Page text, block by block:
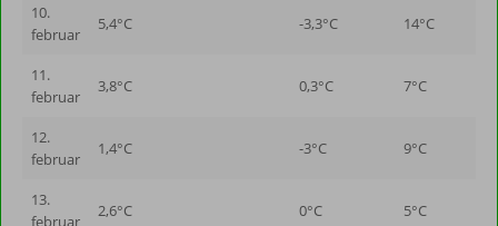
10.
februar
5,4°C -3,3°C 14°C
11.
februar
3,8°C 0,3°C 7°C
12.
februar
1,4°C -3°C 9°C
13.
februar
2,6°C 0°C 5°C